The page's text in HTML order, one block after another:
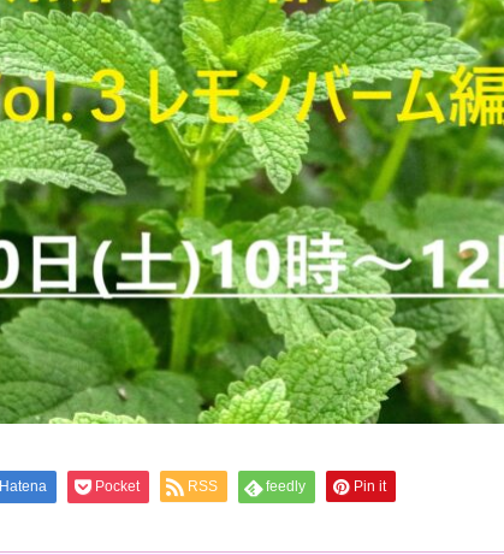
Hatena Pocket RSS feedly Pin it